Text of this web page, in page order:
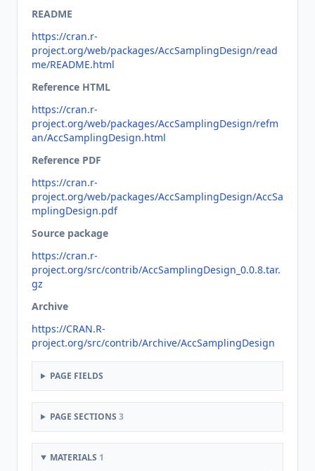
README
https://cran.r-
project.org/web/packages/AccSamplingDesign/read
me/README.html
Reference HTML
https://cran.r-
project.org/web/packages/AccSamplingDesign/refm
an/AccSamplingDesign.html
Reference PDF
https://cran.r-
project.org/web/packages/AccSamplingDesign/AccSa
mplingDesign.pdf
Source package
https://cran.r-
project.org/src/contrib/AccSamplingDesign_0.0.8.tar.
gz
Archive
https://CRAN.R-
project.org/src/contrib/Archive/AccSamplingDesign
PAGE FIELDS
PAGE SECTIONS 3
MATERIALS 1